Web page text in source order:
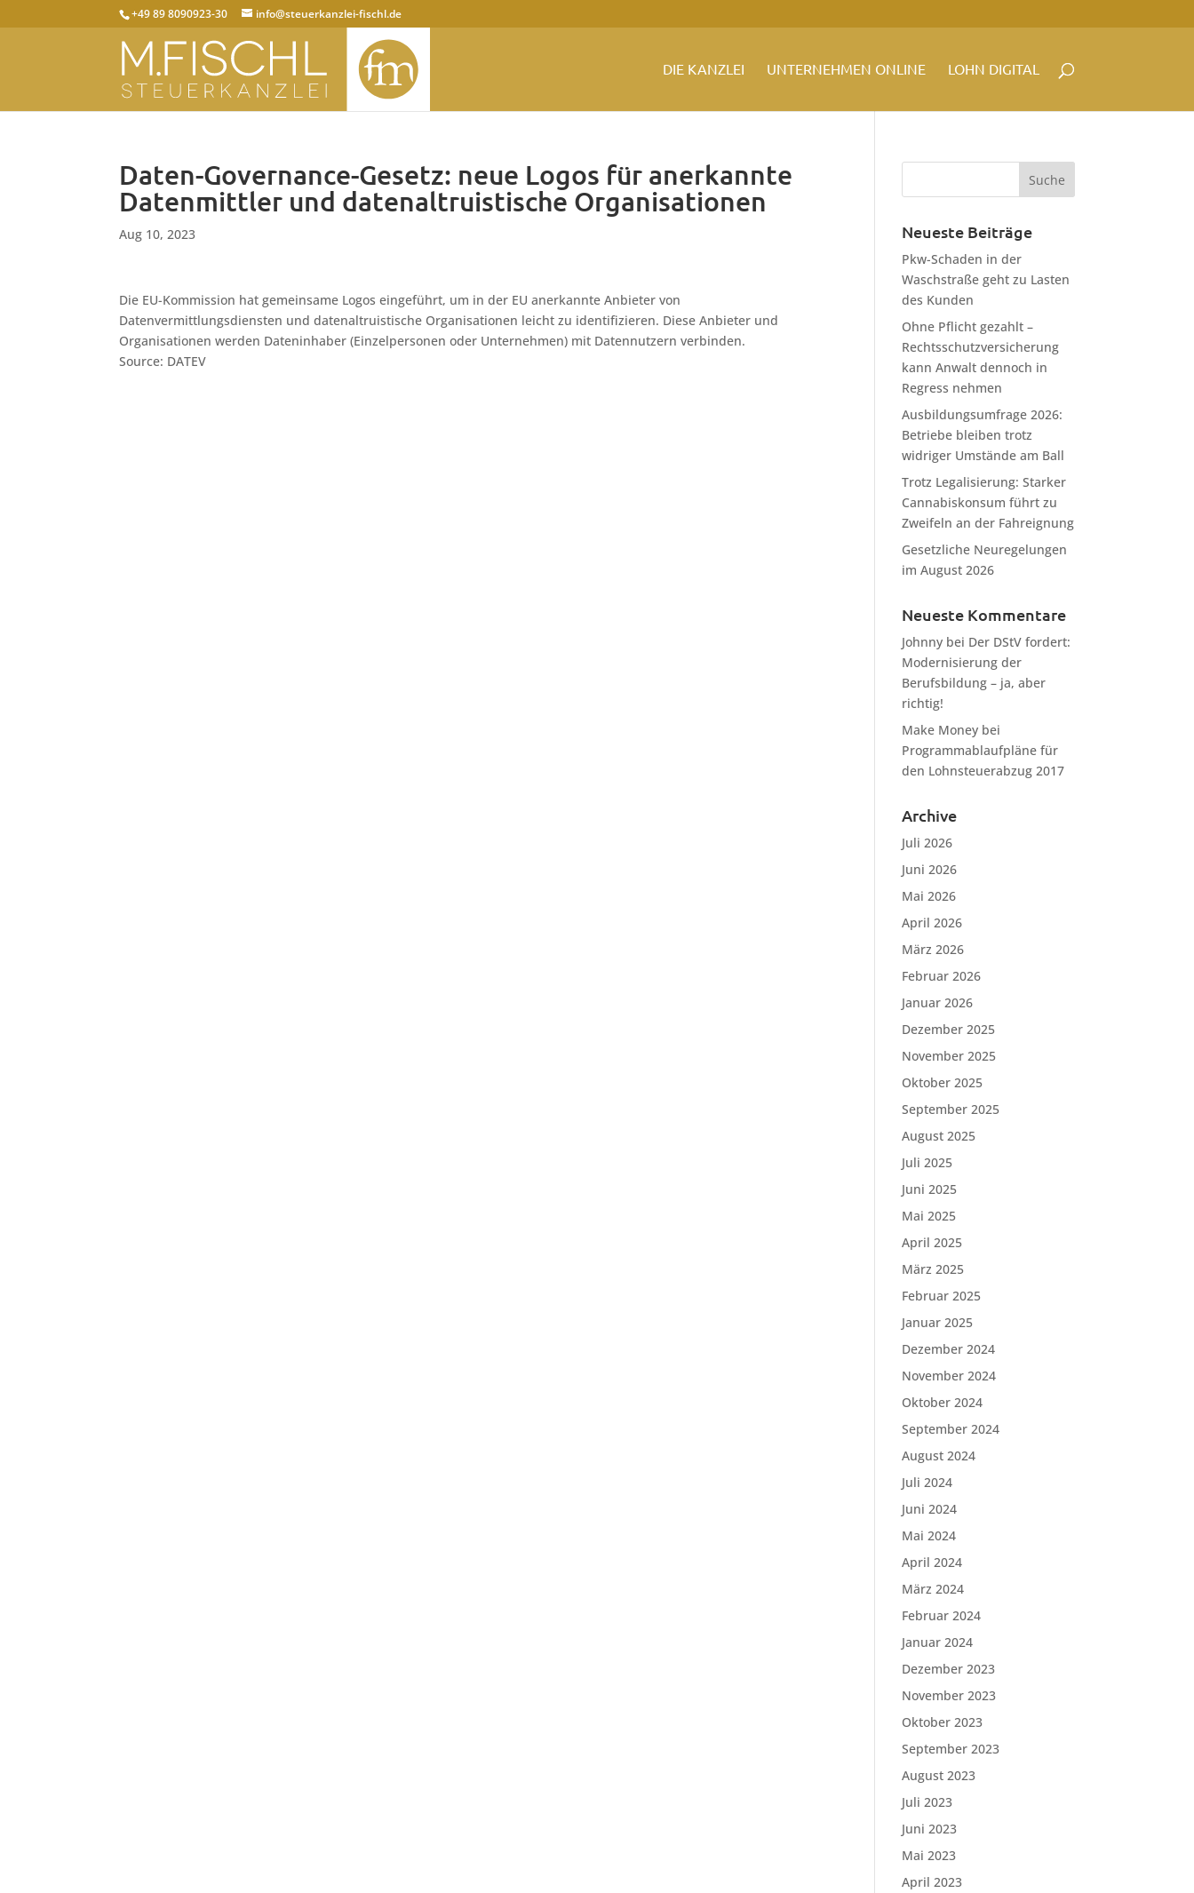
+49 89 8090923-30 info@steuerkanzlei-fischl.de
DIE KANZLEI UNTERNEHMEN ONLINE LOHN DIGITAL
Daten-Governance-Gesetz: neue Logos für anerkannte
Datenmittler und datenaltruistische Organisationen
Aug 10, 2023
Die EU-Kommission hat gemeinsame Logos eingeführt, um in der EU anerkannte Anbieter von
Datenvermittlungsdiensten und datenaltruistische Organisationen leicht zu identifizieren. Diese Anbieter und
Organisationen werden Dateninhaber (Einzelpersonen oder Unternehmen) mit Datennutzern verbinden.
Source: DATEV
Neueste Beiträge
Pkw-Schaden in der
Waschstraße geht zu Lasten
des Kunden
Ohne Pflicht gezahlt –
Rechtsschutzversicherung
kann Anwalt dennoch in
Regress nehmen
Ausbildungsumfrage 2026:
Betriebe bleiben trotz
widriger Umstände am Ball
Trotz Legalisierung: Starker
Cannabiskonsum führt zu
Zweifeln an der Fahreignung
Gesetzliche Neuregelungen
im August 2026
Neueste Kommentare
Johnny bei Der DStV fordert:
Modernisierung der
Berufsbildung – ja, aber
richtig!
Make Money bei
Programmablaufpläne für
den Lohnsteuerabzug 2017
Archive
Juli 2026
Juni 2026
Mai 2026
April 2026
März 2026
Februar 2026
Januar 2026
Dezember 2025
November 2025
Oktober 2025
September 2025
August 2025
Juli 2025
Juni 2025
Mai 2025
April 2025
März 2025
Februar 2025
Januar 2025
Dezember 2024
November 2024
Oktober 2024
September 2024
August 2024
Juli 2024
Juni 2024
Mai 2024
April 2024
März 2024
Februar 2024
Januar 2024
Dezember 2023
November 2023
Oktober 2023
September 2023
August 2023
Juli 2023
Juni 2023
Mai 2023
April 2023